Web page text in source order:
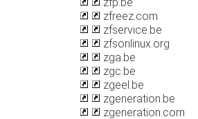
zfreez.com
zfservice.be
zfsonlinux.org
zga.be
zgc.be
zgeel.be
zgeneration.be
zgeneration.com